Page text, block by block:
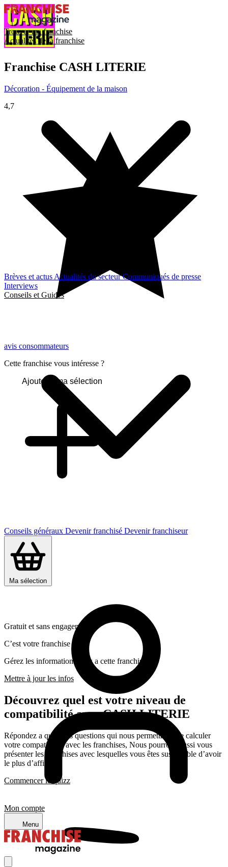
Trouver ma franchise
Actualités de la franchise
Brèves et actus Actualités du secteurCommuniqués de presse
Interviews
Conseils et Guides
Conseils généraux Devenir franchisé Devenir franchiseur
Ma sélection
Mon compte
Menu
Franchise CASH LITERIE
Décoration - Équipement de la maison
4,7
avis consommateurs
Cette franchise vous intéresse ?
Ajouter à ma sélection
Gratuit et sans engagement
C’est votre franchise ?
Gérez les informations liées a cette franchise
Mettre à jour les infos
Découvrez quel est votre niveau de
compatibilité avec CASH LITERIE
Répondez a quelques questions qui nous permettrons de calculer
votre compatibilité avec les franchises, Nous pourrons aussi vous
présenter les franchises avec lesquelles vous êtes susceptible d’avoir
le plus d’affinité
Commencer le quizz